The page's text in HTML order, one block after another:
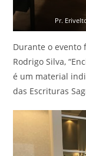
Pr.
Durante o evento
Rodrigo Silva,
é um material
das Escrituras